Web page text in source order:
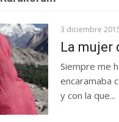
3 diciembre
La mujer
Siempre me
encaramaba
y con la que...